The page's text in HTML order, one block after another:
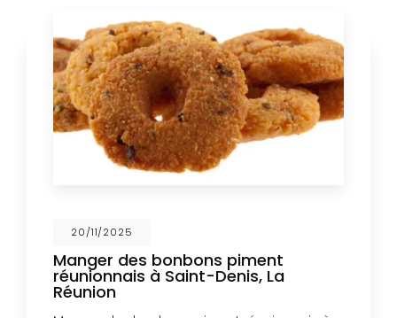
20/11/2025
Manger des bonbons piment
réunionnais à Saint-Denis, La
Réunion